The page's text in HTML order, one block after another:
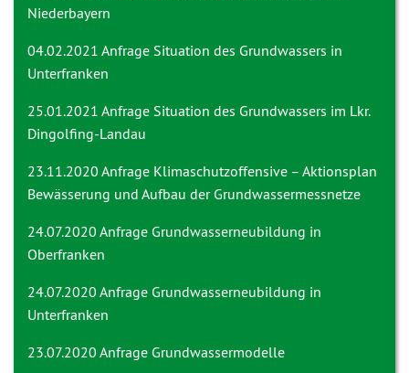
Niederbayern
04.02.2021 Anfrage Situation des Grundwassers in
Unterfranken
25.01.2021 Anfrage Situation des Grundwassers im Lkr.
Dingolfing-Landau
23.11.2020 Anfrage Klimaschutzoffensive – Aktionsplan
Bewässerung und Aufbau der Grundwassermessnetze
24.07.2020 Anfrage Grundwasserneubildung in
Oberfranken
24.07.2020 Anfrage Grundwasserneubildung in
Unterfranken
23.07.2020 Anfrage Grundwassermodelle